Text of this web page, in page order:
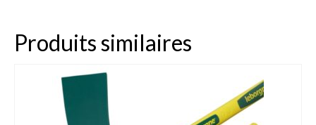
Programmateur
Raccords / accessoires
Robinets / Vannes
Produits similaires